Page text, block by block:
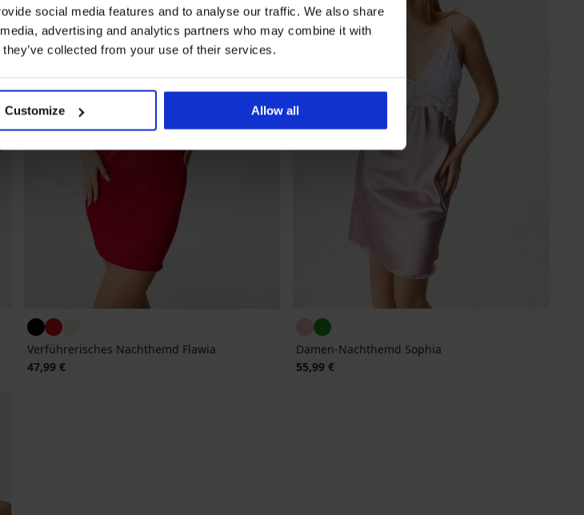
social media features and to analyse our traffic. We also share
advertising and analytics partners who may combine it with
collected from your use of their services.
Customize Allow all
Verführerisches Nachthemd Flawia
47,99 €
Damen-Nachthemd Sophia
55,99 €